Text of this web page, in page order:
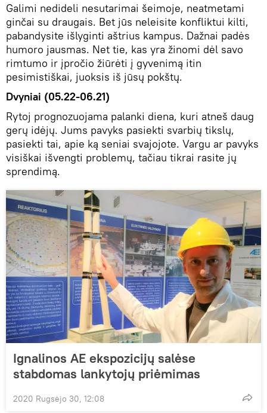
Galimi nedideli nesutarimai šeimoje, neatmetami
ginčai su draugais. Bet jūs neleisite konfliktui kilti,
pabandysite išlyginti aštrius kampus. Dažnai padės
humoro jausmas. Net tie, kas yra žinomi dėl savo
rimtumo ir įpročio žiūrėti į gyvenimą itin
pesimistiškai, juoksis iš jūsų pokštų.
Dvyniai (05.22-06.21)
Rytoj prognozuojama palanki diena, kuri atneš daug
gerų idėjų. Jums pavyks pasiekti svarbių tikslų,
pasiekti tai, apie ką seniai svajojote. Vargu ar pavyks
visiškai išvengti problemų, tačiau tikrai rasite jų
sprendimą.
Ignalinos AE ekspozicijų salėse
stabdomas lankytojų priėmimas
2020 Rugsėjo 30, 12:08